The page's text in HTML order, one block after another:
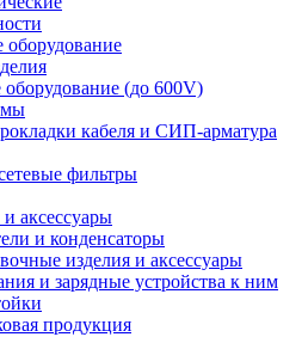
оборудование
оборудование (до 600V)
кабеля и СИП-арматура
фильтры
аксессуары
и конденсаторы
изделия и аксессуары
и зарядные устройства к ним
продукция